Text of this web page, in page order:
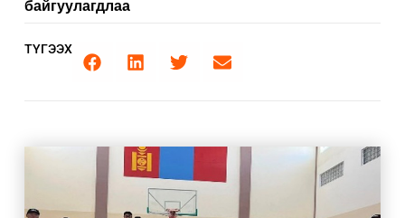
байгуулагдлаа
ТҮГЭЭХ